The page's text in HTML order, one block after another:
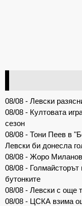
08/08 - Левски
08/08 - Култовата
сезон
08/08 - Тони Пеев в
Левски би донесла
08/08 - Жоро
08/08 -
бутонките
08/08 - Левски с още
08/08 - ЦСКА взима